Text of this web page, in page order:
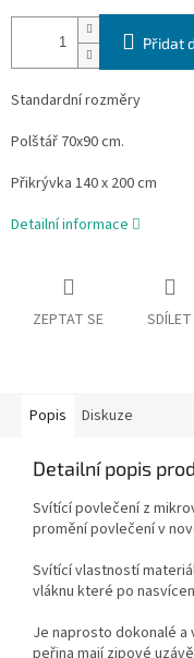
Přidat
Standardní rozměry
Polštář 70x90 cm.
Přikrývka 140 x 200 cm
Detailní informace
ZEPTAT SE SDÍLET
Popis Diskuze
Detailní popis
Svítící povlečení z
promění povlečení v
Svítící vlastností
vláknu které po
Je naprosto dokonalé a